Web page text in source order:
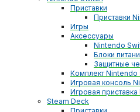
Приставки
Приставки
Игры
Аксессуары
Nintendo
Блоки
Защитные
Комплект Nintendo
Игровая консоль
Игровая
Steam Deck